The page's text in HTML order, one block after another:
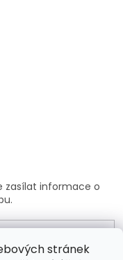
stránek
zasílat informace o